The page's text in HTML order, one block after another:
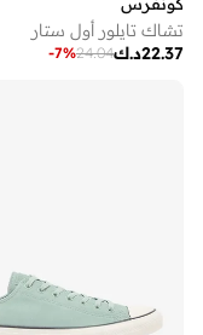
تشاك تايلور أول ستار
د.ك22.37
24.04
-7%